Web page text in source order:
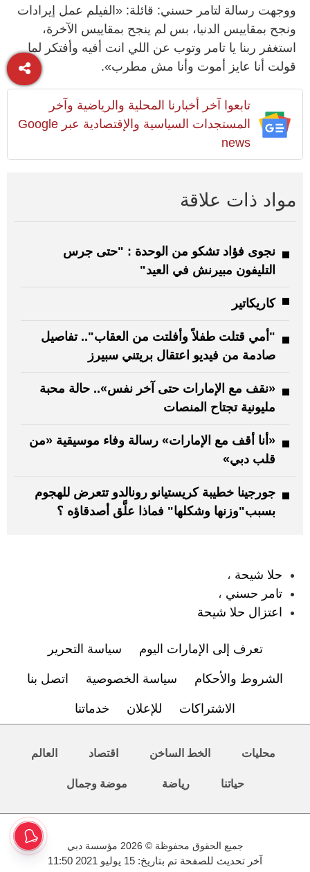
ووجهت رسالة لتامر حسني: قائلة: «الفيلم عمل إيرادات
ونجح بمقاييس الدنيا، بس لم ينجح بمقاييس الآخرة،
استغفر ربنا يا تامر وتوب عن اللي انت أفيه وأفتكر لما
قولت أنا عايز أموت وأنا مش مطرب».
تابعوا آخر أخبارنا المحلية والرياضية وآخر
المستجدات السياسية والإقتصادية عبر Google
news
مواد ذات علاقة
نجوى فؤاد تشكو من الوحدة : "حتى جرس
التليفون مبيرنش في العيد"
كاريكاتير
"أمي قتلت طفلاً وأفلتت من العقاب".. تفاصيل
صادمة من فيديو اعتقال بريتني سبيرز
«نقف مع الإمارات حتى آخر نفس».. حالة محبة
مليونية تجتاح المنصات
«أنا أقف مع الإمارات» رسالة وفاء موسيقية «من
قلب دبي»
جورجينا خطيبة كريستيانو رونالدو تتعرض للهجوم
بسبب"وزنها وشكلها" فماذا علَّق أصدقاؤه ؟
حلا شيحة ،
تامر حسني ،
اعتزال حلا شيحة
تعرف إلى الإمارات اليوم سياسة التحرير
الشروط والأحكام سياسة الخصوصية اتصل بنا
الاشتراكات للإعلان خدماتنا
محليات الخط الساخن اقتصاد العالم
حياتنا رياضة موضة وجمال
جميع الحقوق محفوظة © 2026 مؤسسة دبي
آخر تحديث للصفحة تم بتاريخ: 15 يوليو 2021 11:50